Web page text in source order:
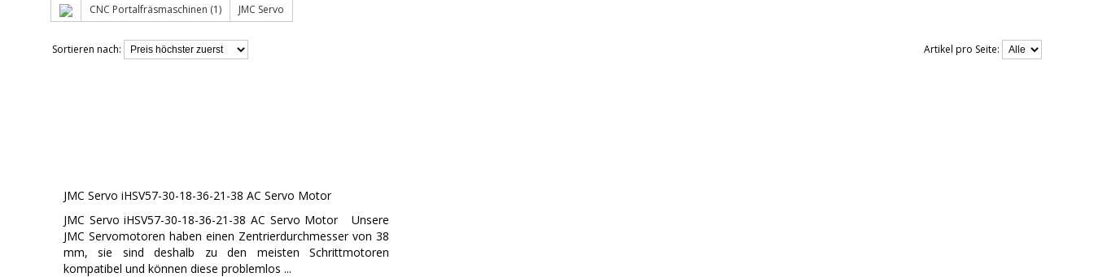
CNC Portalfräsmaschinen (1) JMC Servo
Sortieren nach: Artikel pro Seite:
JMC Servo iHSV57-30-18-36-21-38 AC Servo Motor
JMC Servo iHSV57-30-18-36-21-38 AC Servo Motor Unsere
JMC Servomotoren haben einen Zentrierdurchmesser von 38
mm, sie sind deshalb zu den meisten Schrittmotoren
kompatibel und können diese problemlos ...